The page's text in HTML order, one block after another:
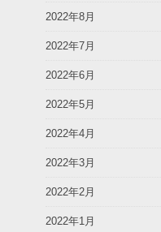
2022年8月
2022年7月
2022年6月
2022年5月
2022年4月
2022年3月
2022年2月
2022年1月